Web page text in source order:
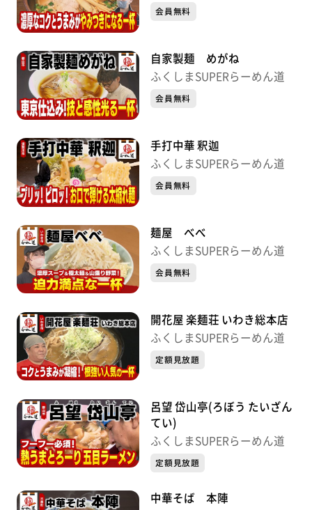
会員無料
自家製麺 めがね
ふくしまSUPERらーめん道
会員無料
手打中華 釈迦
ふくしまSUPERらーめん道
会員無料
麺屋 べべ
ふくしまSUPERらーめん道
会員無料
開花屋 楽麺荘 いわき総本店
ふくしまSUPERらーめん道
定額見放題
呂望 岱山亭(ろぼう たいざん
てい)
ふくしまSUPERらーめん道
定額見放題
中華そば 本陣